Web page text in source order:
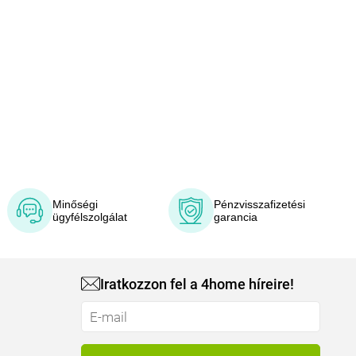
Minőségi
ügyfélszolgálat
Pénzvisszafizetési
garancia
Iratkozzon fel a 4home híreire!